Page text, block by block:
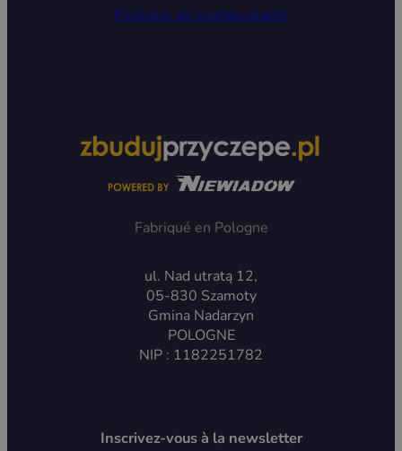
Politique de confidentialité
Fabriqué en Pologne
ul. Nad utratą 12,
05-830 Szamoty
Gmina Nadarzyn
POLOGNE
NIP : 1182251782
Inscrivez-vous à la newsletter